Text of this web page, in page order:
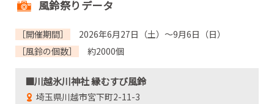
風鈴祭りデータ
［開催期間］
2026年6月27日（土）～9月6日（日）
［風鈴の個数］
約2000個
■川越氷川神社 縁むすび風鈴
埼玉県川越市宮下町2-11-3